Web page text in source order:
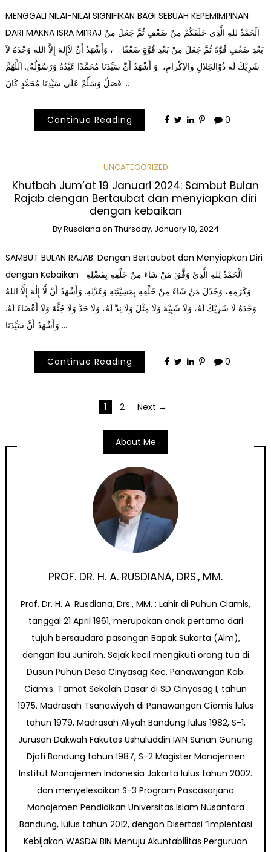
MENGGALI NILAI-NILAI SIGNIFIKAN BAGI SEBUAH KEPEMIMPINAN
DARI MAKNA ISRA MI’RAJ الْحَمْدُ للهِ الَّذِي خَلَقَكُمْ مِنْ ضَعْفٍ ثُمَّ جَعَلَ مِنْ
بَعْدِ ضَعْفٍ قُوَّةً ثُمَّ جَعَلَ مِنْ بَعْدِ قُوَّةٍ ضَعْفًا . ، وَأَشْهَدُ أَنْ لاَإِلهَ إِلاَّ الله وَحْدَهُ لاَ
شَرِيْكَ لَه ذُوْالجَلالِ والاِكْرامِ، وَ أَشْهَدُ أَنَّ سَيِّدَنَا مُحَمَّدًا عَبْدُهُ وَرَسُوْلُهُ،ٍ. اَللَّهُمَّ
فَصَلِّ وَسَلِّمْ عَلَى سَيِّدِنَا مُحَمَّدٍ كَانَ …
Continue Reading 0
UNCATEGORIZED
Khutbah Jum’at 19 Januari 2024: Sambut Bulan
Rajab dengan Bertaubat dan menyiapkan diri
dengan kebaikan
ByRusdiana on Thursday, January 18, 2024
SAMBUT BULAN RAJAB: Dengan Bertaubat dan Menyiapkan Diri
dengan Kebaikan اَلْحَمْدُ لِلهِ الَّذِيْ وَفَّقَ مَنْ شَاءَ مِنْ خَلْقِهِ بِفَضْلِهِ
وَكَرَمِهِ، وَخَذَلَ مَنْ شَاءَ مِنْ خَلْقِهِ بِمَشِيْئَتِهِ وَعَدْلِهِ. وَأَشْهَدُ أَنْ لَّا إِلٰهَ إِلَّا اللهُ
وَحْدَهُ لَا شَرِيْكَ لَهُ، وَلَا شَبِيْهَ وَلَا مِثْلَ وَلَا نِدَّ لَهُ، وَلَا حَدَّ وَلَا جُثَّةَ وَلَا أَعْضَاءَ لَهُ.
وَأَشْهَدُ أَنَّ سَيِّدَنَا …
Continue Reading 0
1 2 Next →
About Me
PROF. DR. H. A. RUSDIANA, DRS., MM.
Prof. Dr. H. A. Rusdiana, Drs., MM. : Lahir di Puhun Ciamis,
tanggal 21 April 1961, merupakan anak pertama dari
tujuh bersaudara pasangan Bapak Sukarta (Alm),
dengan Ibu Junirah. Sejak kecil mengikuti orang tua di
Dusun Puhun Desa Cinyasag Kec. Panawangan Kab.
Ciamis. Tamat Sekolah Dasar di SD Cinyasag I, tahun
1975. Madrasah Tsanawiyah di Panawangan Ciamis lulus
tahun 1979, Madrasah Aliyah Bandung lulus 1982, S-1,
Jurusan Dakwah Fakutas Ushuluddin IAIN Sunan Gunung
Djati Bandung tahun 1987, S-2 Magister Manajemen
Institut Manajemen Indonesia Jakarta lulus tahun 2002.
dan menyelesaikan S-3 Program Pascasarjana
Manajemen Pendidikan Universitas Islam Nusantara
Bandung, lulus tahun 2012, dengan Disertasi “Implentasi
Kebijakan WASDALBIN Menuju Akuntabilitas Perguruan